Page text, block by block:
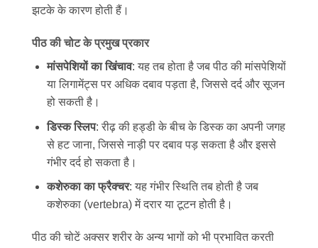
झटके के कारण होती हैं।
पीठ की चोट के प्रमुख प्रकार
मांसपेशियों का खिंचाव: यह तब होता है जब पीठ की मांसपेशियों
या लिगामेंट्स पर अधिक दबाव पड़ता है, जिससे दर्द और सूजन
हो सकती है।
डिस्क स्लिप: रीढ़ की हड्डी के बीच के डिस्क का अपनी जगह
से हट जाना, जिससे नाड़ी पर दबाव पड़ सकता है और इससे
गंभीर दर्द हो सकता है।
कशेरुका का फ्रैक्चर: यह गंभीर स्थिति तब होती है जब
कशेरुका (vertebra) में दरार या टूटन होती है।
पीठ की चोटें अक्सर शरीर के अन्य भागों को भी प्रभावित करती